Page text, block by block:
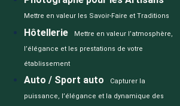
Mettre en valeur les Savoir-Faire et Traditions
Hôtellerie
Mettre en valeur l’atmosphère,
l’élégance et les prestations de votre
établissement
Auto / Sport auto
Capturer la
puissance, l’élégance et la dynamique des